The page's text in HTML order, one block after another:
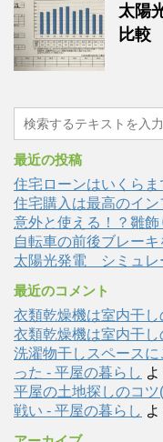
太陽
比較
最近の投稿
住宅ローンはいくらま
住宅購入は最高のイン
意外と使える！？雛飾
自転車の前後ブレー
太陽光発電 シミュレ
最近のコメント
衣類乾燥機は室内干
衣類乾燥機は室内干
洗濯物干しスペースに
った - 平屋の暮らし よ
平屋の土地探しのコツ
戦い - 平屋の暮らし よ